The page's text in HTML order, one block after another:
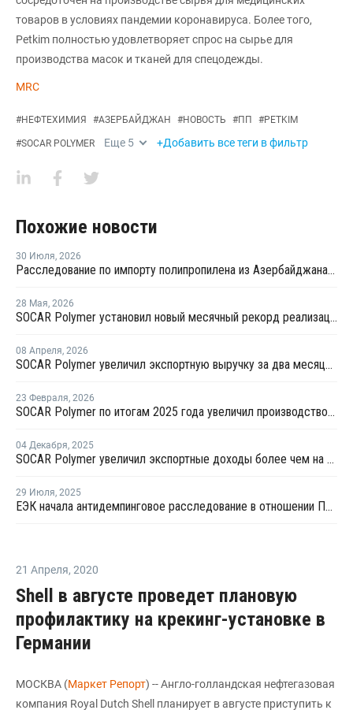
товаров в условиях пандемии коронавируса. Более того,
Petkim полностью удовлетворяет спрос на сырье для
производства масок и тканей для спецодежды.
MRC
#НЕФТЕХИМИЯ #АЗЕРБАЙДЖАН #НОВОСТЬ #ПП #PETKIM
#SOCAR POLYMER Еще 5 +Добавить все теги в фильтр
Похожие новости
30 Июля, 2026
Расследование по импорту полипропилена из Азербайджана продлено на три месяца
28 Мая, 2026
SOCAR Polymer установил новый месячный рекорд реализации
08 Апреля, 2026
SOCAR Polymer увеличил экспортную выручку за два месяца почти на 18%
23 Февраля, 2026
SOCAR Polymer по итогам 2025 года увеличил производство ПНД на 33%
04 Декабря, 2025
SOCAR Polymer увеличил экспортные доходы более чем на 2%
29 Июля, 2025
ЕЭК начала антидемпинговое расследование в отношении ПЭ и ПП из Азербайджана и Туркменистана
21 Апреля, 2020
Shell в августе проведет плановую
профилактику на крекинг-установке в
Германии
МОСКВА (Маркет Репорт) -- Англо-голландская нефтегазовая
компания Royal Dutch Shell планирует в августе приступить к